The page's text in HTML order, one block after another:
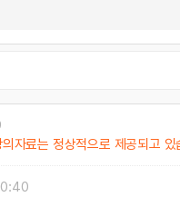
자료는 정상적으로 제공되고